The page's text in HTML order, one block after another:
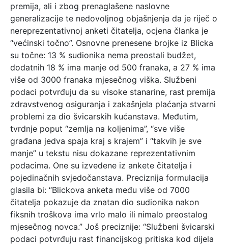
premija, ali i zbog prenaglašene naslovne
generalizacije te nedovoljnog objašnjenja da je riječ o
nereprezentativnoj anketi čitatelja, ocjena članka je
“većinski točno”. Osnovne prenesene brojke iz Blicka
su točne: 13 % sudionika nema preostali budžet,
dodatnih 18 % ima manje od 500 franaka, a 27 % ima
više od 3000 franaka mjesečnog viška. Službeni
podaci potvrđuju da su visoke stanarine, rast premija
zdravstvenog osiguranja i zakašnjela plaćanja stvarni
problemi za dio švicarskih kućanstava. Međutim,
tvrdnje poput “zemlja na koljenima”, “sve više
građana jedva spaja kraj s krajem” i “takvih je sve
manje” u tekstu nisu dokazane reprezentativnim
podacima. One su izvedene iz ankete čitatelja i
pojedinačnih svjedočanstava. Preciznija formulacija
glasila bi: “Blickova anketa među više od 7000
čitatelja pokazuje da znatan dio sudionika nakon
fiksnih troškova ima vrlo malo ili nimalo preostalog
mjesečnog novca.” Još preciznije: “Službeni švicarski
podaci potvrđuju rast financijskog pritiska kod dijela